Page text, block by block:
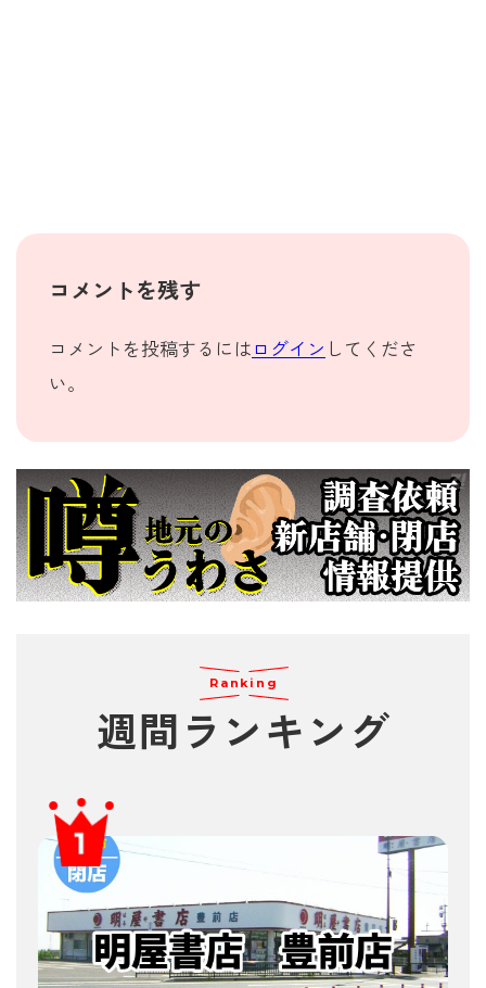
コメントを残す
コメントを投稿するには ログイン してくださ
い。
Ranking
週間 ランキング